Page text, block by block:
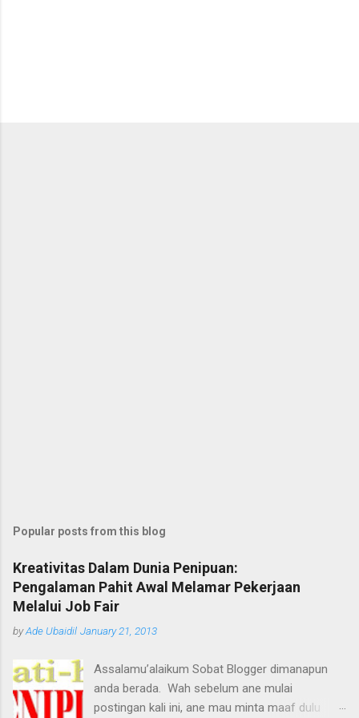
Popular posts from this blog
Kreativitas Dalam Dunia Penipuan:
Pengalaman Pahit Awal Melamar Pekerjaan
Melalui Job Fair
byAde Ubaidil January 21, 2013
Assalamu’alaikum Sobat Blogger dimanapun
anda berada. Wah sebelum ane mulai
postingan kali ini, ane mau minta maaf dulu